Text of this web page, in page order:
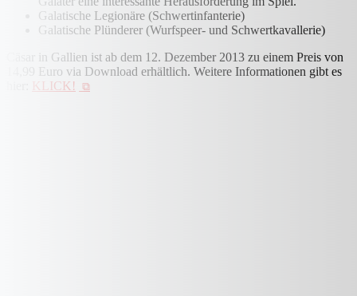
Galatische Legionäre (Schwertinfanterie)
Galatische Plünderer (Wurfspeer- und Schwertkavallerie)
Cäsar in Gallien ist ab dem 12. Dezember 2013 zu einem Preis von
14,99 Euro via Download erhältlich. Weitere Informationen gibt es
KLICK!